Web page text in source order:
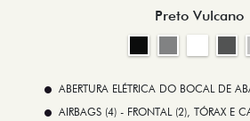
Preto Vulcano
ABERTURA ELÉTRICA DO BOCAL DE
AIRBAGS (4) - FRONTAL (2), TÓRAX E